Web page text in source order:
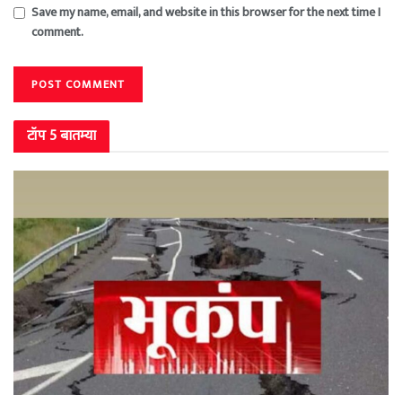
Save my name, email, and website in this browser for the next time I
comment.
टॉप 5 बातम्या